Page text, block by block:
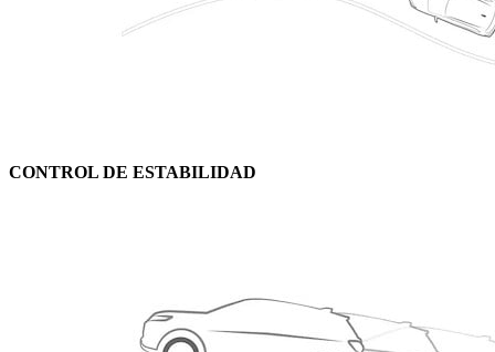
CONTROL DE ESTABILIDAD